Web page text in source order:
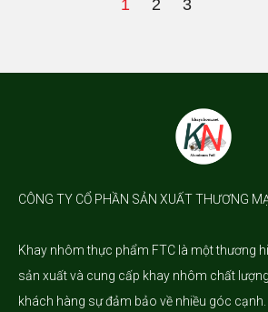
1 2 3
CÔNG TY CỔ PHẦN SẢN XUẤT THƯƠNG
Khay nhômthực phẩm FTC là một thương
sản xuất và cung cấp khay nhôm chất
khách hàng sự đảm bảo về nhiều góc